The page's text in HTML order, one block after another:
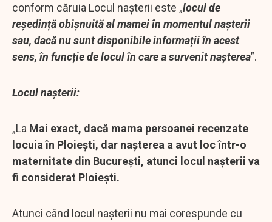
conform căruia Locul nașterii este „locul de
reședință obișnuită al mamei în momentul nașterii
sau, dacă nu sunt disponibile informații în acest
sens, în funcție de locul în care a survenit nașterea”.
Locul nașterii:
„La Mai exact, dacă mama persoanei recenzate
locuia în Ploiești, dar nașterea a avut loc într-o
maternitate din București, atunci locul nașterii va
fi considerat Ploiești.
Atunci când locul nașterii nu mai corespunde cu